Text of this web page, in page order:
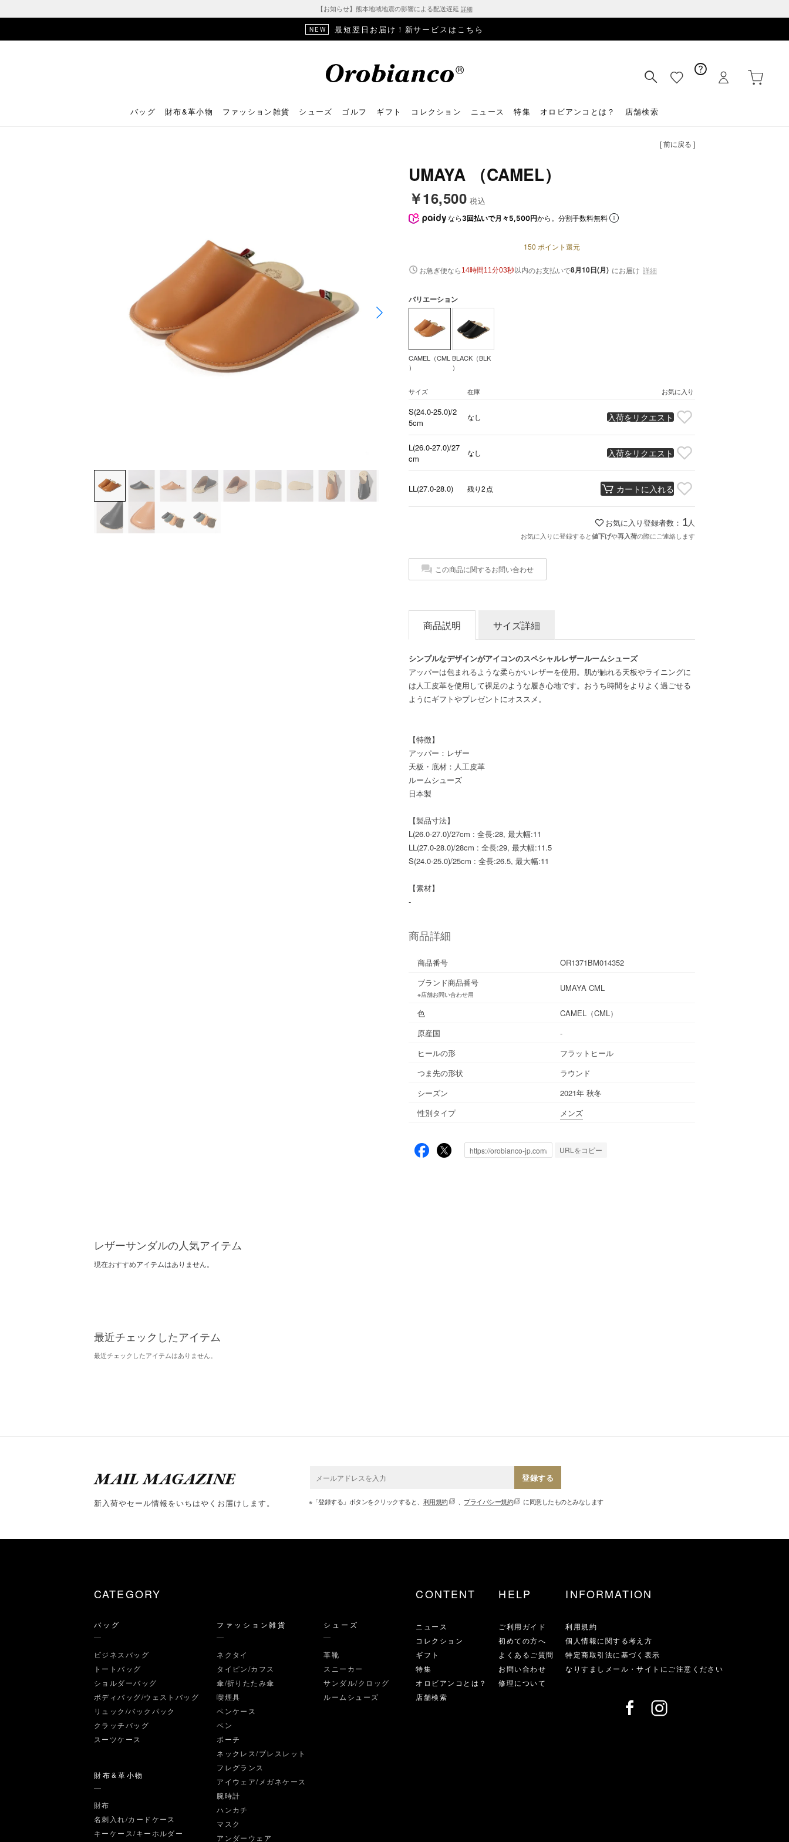
【お知らせ】熊本地域地震の影響による配送遅延 詳細
NEW 最短翌日お届け！新サービスはこちら
バッグ 財布&革小物 ファッション雑貨 シューズ ゴルフ ギフト コレクション ニュース 特集 オロビアンコとは？ 店舗検索
[ 前に戻る ]
UMAYA （CAMEL）
￥16,500 税込
なら 3回払いで月々5,500円から。分割手数料無料
150 ポイント還元
お急ぎ便なら 14時間11分02秒以内のお支払いで8月10日(月) にお届け 詳細
バリエーション
CAMEL（CML
）
BLACK（BLK
）
サイズ 在庫 お気に入り
S(24.0-25.0)/2
5cm
なし 入荷をリクエスト
L(26.0-27.0)/27
cm
なし 入荷をリクエスト
LL(27.0-28.0) 残り2点 カートに入れる
お気に入り登録者数： 1 人
お気に入りに登録すると値下げや再入荷の際にご連絡します
この商品に関するお問い合わせ
商品説明 サイズ詳細
シンプルなデザインがアイコンのスペシャルレザールームシューズ
アッパーは包まれるような柔らかいレザーを使用。肌が触れる天板やライニングに
は人工皮革を使用して裸足のような履き心地です。おうち時間をよりよく過ごせる
ようにギフトやプレゼントにオススメ。
【特徴】
アッパー：レザー
天板・底材：人工皮革
ルームシューズ
日本製
【製品寸法】
L(26.0-27.0)/27cm : 全長:28, 最大幅:11
LL(27.0-28.0)/28cm : 全長:29, 最大幅:11.5
S(24.0-25.0)/25cm : 全長:26.5, 最大幅:11
【素材】
-
商品詳細
商品番号
OR1371BM014352
ブランド商品番号
※店舗お問い合わせ用
UMAYA CML
色
CAMEL（CML）
原産国
-
ヒールの形
フラットヒール
つま先の形状
ラウンド
シーズン
2021年 秋冬
性別タイプ
メンズ
URLをコピー
レザーサンダルの人気アイテム
現在おすすめアイテムはありません。
最近チェックしたアイテム
最近チェックしたアイテムはありません。
MAIL MAGAZINE
新入荷やセール情報をいちはやくお届けします。
登録する
※「登録する」ボタンをクリックすると、 利用規約 、 プライバシー規約 に同意したものとみなします
CATEGORY
バッグ
ビジネスバッグ
トートバッグ
ショルダーバッグ
ボディバッグ/ウェストバッグ
リュック/バックパック
クラッチバッグ
スーツケース
財布&革小物
財布
名刺入れ/カードケース
キーケース/キーホルダー
ファッション雑貨
ネクタイ
タイピン/カフス
傘/折りたたみ傘
喫煙具
ペンケース
ペン
ポーチ
ネックレス/ブレスレット
フレグランス
アイウェア/メガネケース
腕時計
ハンカチ
マスク
アンダーウェア
シューズ
革靴
スニーカー
サンダル/クロッグ
ルームシューズ
CONTENT
ニュース
コレクション
ギフト
特集
オロビアンコとは？
店舗検索
HELP
ご利用ガイド
初めての方へ
よくあるご質問
お問い合わせ
修理について
INFORMATION
利用規約
個人情報に関する考え方
特定商取引法に基づく表示
なりすましメール・サイトにご注意ください